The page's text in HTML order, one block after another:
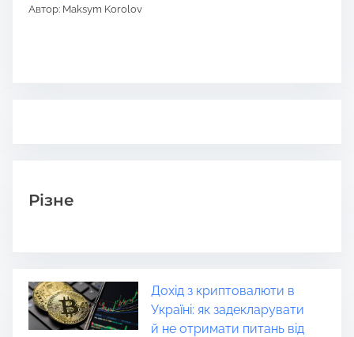
Автор: Maksym Korolov
Різне
Дохід з криптовалюти в
Україні: як задекларувати
й не отримати питань від